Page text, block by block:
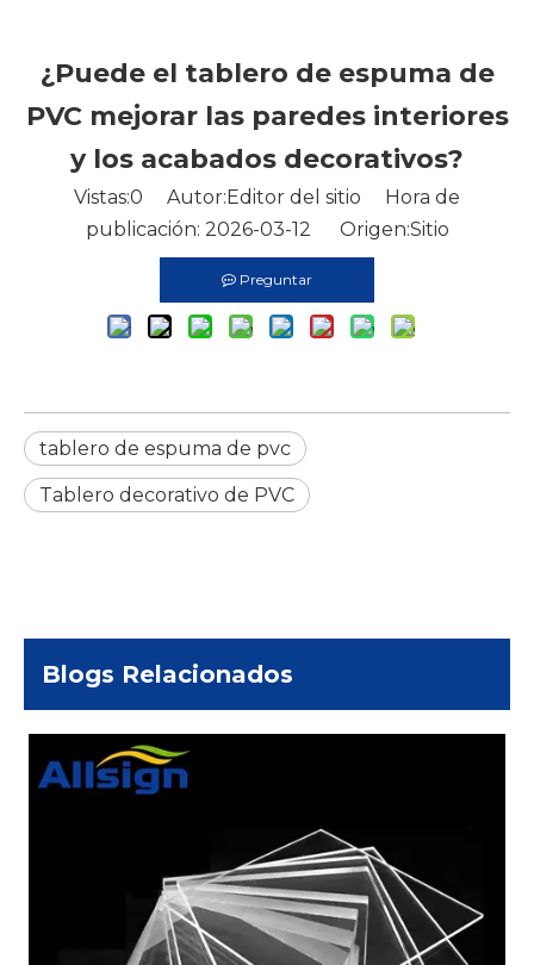
¿Puede el tablero de espuma de
PVC mejorar las paredes interiores
y los acabados decorativos?
Vistas:0 Autor:Editor del sitio Hora de
publicación: 2026-03-12 Origen:Sitio
Preguntar
tablero de espuma de pvc
Tablero decorativo de PVC
Blogs Relacionados